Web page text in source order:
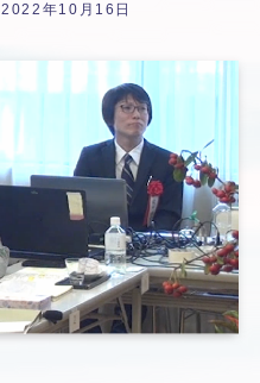
2022年10月16日